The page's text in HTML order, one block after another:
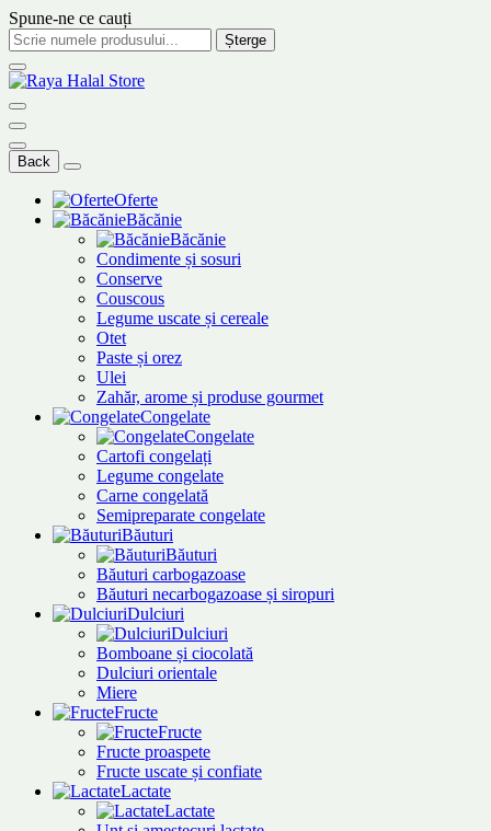
Spune-ne ce cauți
Șterge
Back
Oferte
Băcănie
Băcănie
Condimente și sosuri
Conserve
Couscous
Legume uscate și cereale
Otet
Paste și orez
Ulei
Zahăr, arome și produse gourmet
Congelate
Congelate
Cartofi congelați
Legume congelate
Carne congelată
Semipreparate congelate
Băuturi
Băuturi
Băuturi carbogazoase
Băuturi necarbogazoase și siropuri
Dulciuri
Dulciuri
Bomboane și ciocolată
Dulciuri orientale
Miere
Fructe
Fructe
Fructe proaspete
Fructe uscate și confiate
Lactate
Lactate